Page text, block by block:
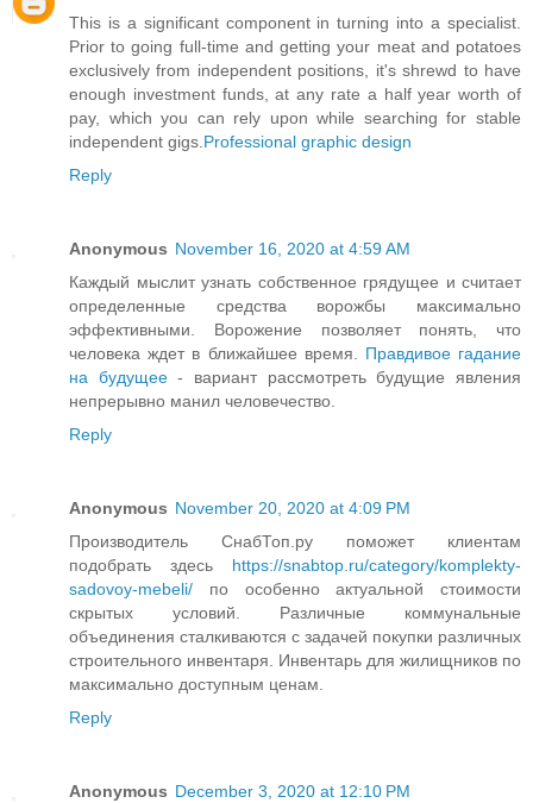
This is a significant component in turning into a specialist.
Prior to going full-time and getting your meat and potatoes
exclusively from independent positions, it's shrewd to have
enough investment funds, at any rate a half year worth of
pay, which you can rely upon while searching for stable
independent gigs. Professional graphic design
Reply
Anonymous November 16, 2020 at 4:59 AM
Каждый мыслит узнать собственное грядущее и считает
определенные средства ворожбы максимально
эффективными. Ворожение позволяет понять, что
человека ждет в ближайшее время. Правдивое гадание
на будущее- вариант рассмотреть будущие явления
непрерывно манил человечество.
Reply
Anonymous November 20, 2020 at 4:09 PM
Производитель СнабТоп.ру поможет клиентам
подобрать здесь https://snabtop.ru/category/komplekty-
sadovoy-mebeli/ по особенно актуальной стоимости
скрытых условий. Различные коммунальные
объединения сталкиваются с задачей покупки различных
строительного инвентаря. Инвентарь для жилищников по
максимально доступным ценам.
Reply
Anonymous December 3, 2020 at 12:10 PM